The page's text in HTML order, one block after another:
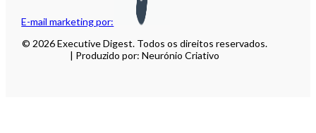
E-mail marketing por:
© 2026 Executive Digest. Todos os direitos reservados.
| Produzido por: Neurónio Criativo